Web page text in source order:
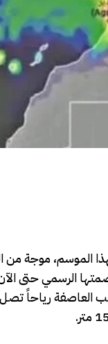
الموسم، موجة
الرسمي حتى